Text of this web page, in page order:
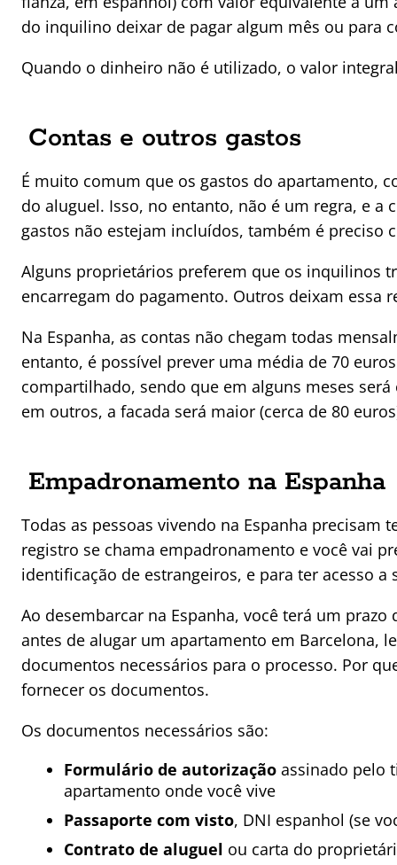
do inquilino deixar de pagar algum mês ou para
Quando o dinheiro não é utilizado, o valor
Contas e outros gastos
É muito comum que os gastos do apartamento,
do aluguel. Isso, no entanto, não é um regra, e a
gastos não estejam incluídos, também é preciso
Alguns proprietários preferem que os inquilinos
encarregam do pagamento. Outros deixam essa
Na Espanha, as contas não chegam todas
entanto, é possível prever uma média de 70
compartilhado, sendo que em alguns meses
em outros, a facada será maior (cerca de 80
Empadronamento na Espanha
Todas as pessoas vivendo na Espanha
registro se chama empadronamento e você vai
identificação de estrangeiros, e para ter acesso a
Ao desembarcar na Espanha, você terá um
antes de alugar um apartamento em Barcelona,
documentos necessários para o processo. Por
fornecer os documentos.
Os documentos necessários são:
Formulário de autorização assinado pelo
apartamento onde você vive
Passaporte com visto, DNI espanhol (se
Contrato de aluguel ou carta do